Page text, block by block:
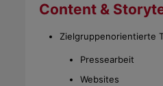
Content &
Zielgruppenorientierte
Pressearbeit
Websites